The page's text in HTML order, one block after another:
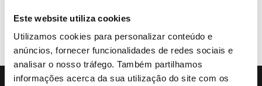
Este website utiliza cookies
Utilizamos cookies para personalizar conteúdo e
anúncios, fornecer funcionalidades de redes sociais e
analisar o nosso tráfego. Também partilhamos
informações acerca da sua utilização do site com os